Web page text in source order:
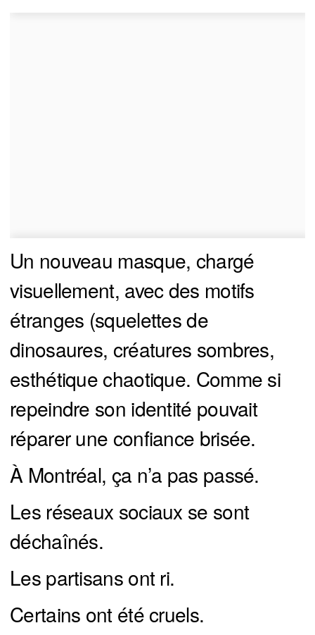
Un nouveau masque, chargé
visuellement, avec des motifs
étranges (squelettes de
dinosaures, créatures sombres,
esthétique chaotique. Comme si
repeindre son identité pouvait
réparer une confiance brisée.
À Montréal, ça n’a pas passé.
Les réseaux sociaux se sont
déchaînés.
Les partisans ont ri.
Certains ont été cruels.